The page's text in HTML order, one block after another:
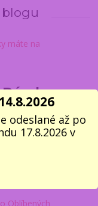
blogu
z
„mám tě
gesta.
radost.
odeslané až po
17.8.2026 v